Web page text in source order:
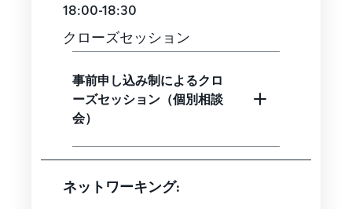
18:00-18:30
クローズセッション
事前申し込み制によるクロ
ーズセッション（個別相談
会）
ネットワーキング: